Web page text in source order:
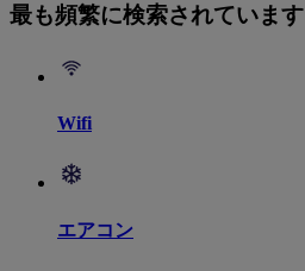
最も頻繁に検索されています
Wifi
エアコン